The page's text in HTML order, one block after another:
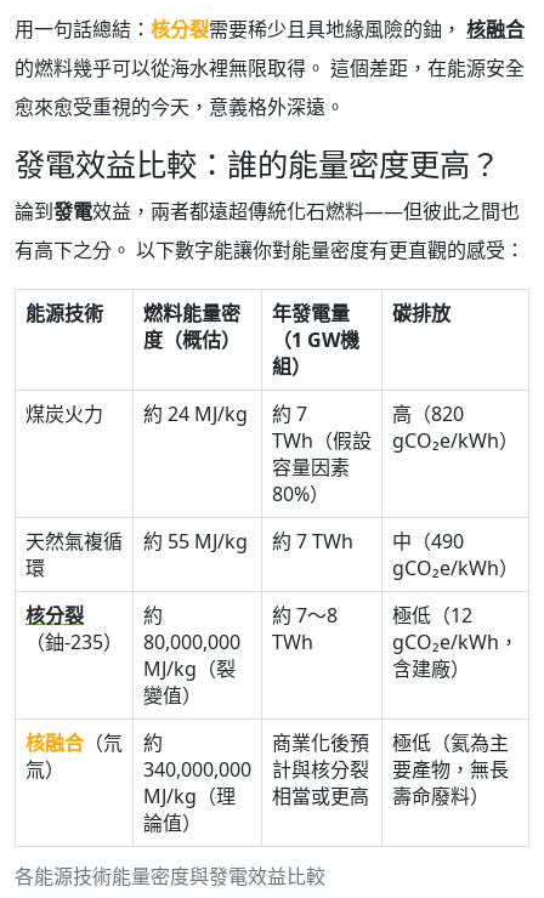
用一句話總結： 核分裂需要稀少且具地緣風險的鈾， 核融合
的燃料幾乎可以從海水裡無限取得。 這個差距，在能源安全
愈來愈受重視的今天，意義格外深遠。
發電效益比較：誰的能量密度更高？
論到發電效益，兩者都遠超傳統化石燃料——但彼此之間也
有高下之分。 以下數字能讓你對能量密度有更直觀的感受：
各能源技術能量密度與發電效益比較
能源技術
燃料能量密
度（概估）
年發電量
（1 GW機
組）
碳排放
煤炭火力 約 24 MJ/kg
約 7
TWh（假設
容量因素
80%）
高（820
gCO₂e/kWh）
天然氣複循
環
約 55 MJ/kg 約 7 TWh
中（490
gCO₂e/kWh）
核分裂
（鈾-235）
約
80,000,000
MJ/kg（裂
變值）
約 7～8
TWh
極低（12
gCO₂e/kWh，
含建廠）
核融合 （氘
氚）
約
340,000,000
MJ/kg（理
論值）
商業化後預
計與核分裂
相當或更高
極低（氦為主
要產物，無長
壽命廢料）